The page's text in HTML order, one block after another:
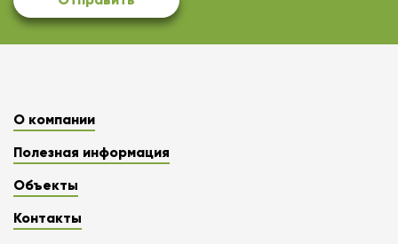
О компании
Полезная информация
Объекты
Контакты